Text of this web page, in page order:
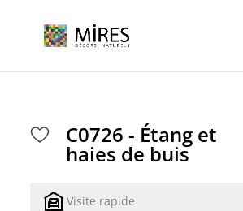
C0726 - Étang et
haies de buis
Visite rapide